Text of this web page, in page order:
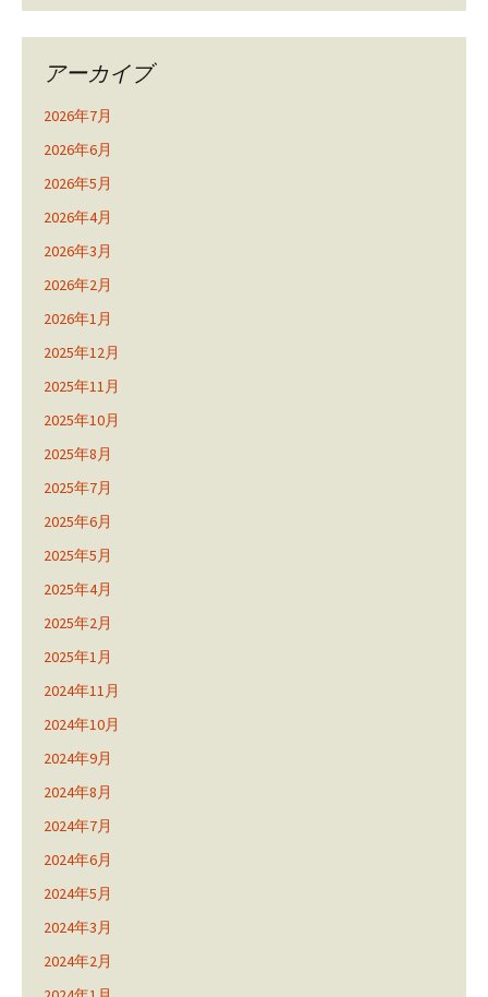
アーカイブ
2026年7月
2026年6月
2026年5月
2026年4月
2026年3月
2026年2月
2026年1月
2025年12月
2025年11月
2025年10月
2025年8月
2025年7月
2025年6月
2025年5月
2025年4月
2025年2月
2025年1月
2024年11月
2024年10月
2024年9月
2024年8月
2024年7月
2024年6月
2024年5月
2024年3月
2024年2月